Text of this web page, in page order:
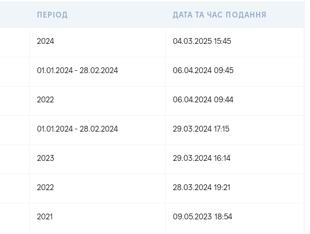
ПЕРІОД ДАТА ТА ЧАС ПОДАННЯ
2024 04.03.2025 15:45
01.01.2024 - 28.02.2024 06.04.2024 09:45
2022 06.04.2024 09:44
01.01.2024 - 28.02.2024 29.03.2024 17:15
2023 29.03.2024 16:14
2022 28.03.2024 19:21
2021 09.05.2023 18:54